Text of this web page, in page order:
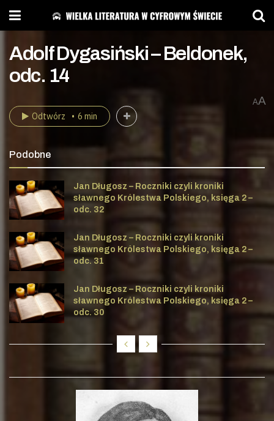
Adolf Dygasiński – Beldonek,
odc. 14
AA
Odtwórz 6 min
Podobne
Jan Długosz – Roczniki czyli kroniki
sławnego Królestwa Polskiego, księga 2 –
odc. 32
Jan Długosz – Roczniki czyli kroniki
sławnego Królestwa Polskiego, księga 2 –
odc. 31
Jan Długosz – Roczniki czyli kroniki
sławnego Królestwa Polskiego, księga 2 –
odc. 30